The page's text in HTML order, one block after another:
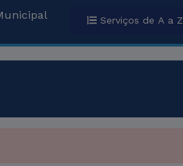
Serviços de A a Z